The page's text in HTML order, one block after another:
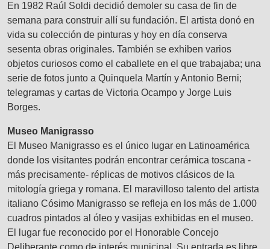
En 1982 Raúl Soldi decidió demoler su casa de fin de
semana para construir allí su fundación. El artista donó en
vida su colección de pinturas y hoy en día conserva
sesenta obras originales. También se exhiben varios
objetos curiosos como el caballete en el que trabajaba; una
serie de fotos junto a Quinquela Martín y Antonio Berni;
telegramas y cartas de Victoria Ocampo y Jorge Luis
Borges.
Museo Manigrasso
El Museo Manigrasso es el único lugar en Latinoamérica
donde los visitantes podrán encontrar cerámica toscana -
más precisamente- réplicas de motivos clásicos de la
mitología griega y romana. El maravilloso talento del artista
italiano Cósimo Manigrasso se refleja en los más de 1.000
cuadros pintados al óleo y vasijas exhibidas en el museo.
El lugar fue reconocido por el Honorable Concejo